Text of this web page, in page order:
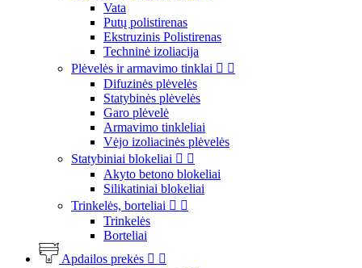
Vata
Putų polistirenas
Ekstruzinis Polistirenas
Techninė izoliacija
Plėvelės ir armavimo tinklai  
Difuzinės plėvelės
Statybinės plėvelės
Garo plėvelė
Armavimo tinkleliai
Vėjo izoliacinės plėvelės
Statybiniai blokeliai  
Akyto betono blokeliai
Silikatiniai blokeliai
Trinkelės, borteliai  
Trinkelės
Borteliai
Apdailos prekės  